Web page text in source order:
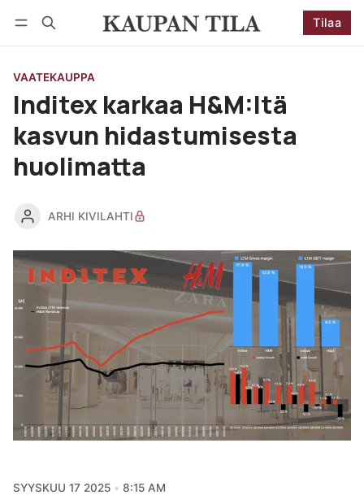
Tilaa
VAATEKAUPPA
Inditex karkaa H&M:ltä
kasvun hidastumisesta
huolimatta
ARHI KIVILAHTI
SYYSKUU 17 2025 8:15 AM